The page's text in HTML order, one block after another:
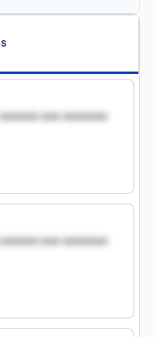
xxx xxxxxxx
xxx xxxxxxx